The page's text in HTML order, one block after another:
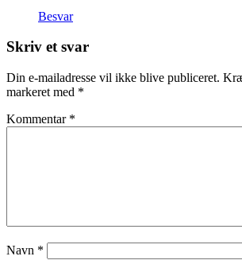
Besvar
Skriv et svar
Din e-mailadresse vil ikke blive publiceret.
markeret med *
Kommentar *
Navn *